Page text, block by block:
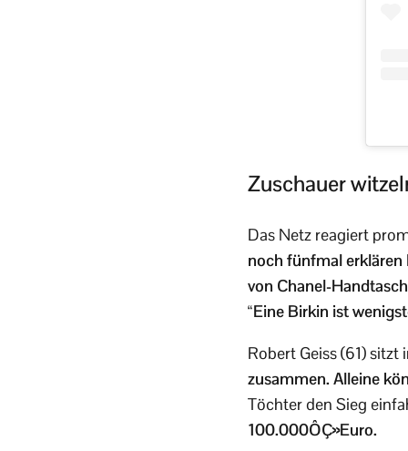
Zuschauer
Das Netz reagiert
noch fünfmal
von Chanel-
“Eine Birkin ist
Robert Geiss (61)
zusammen. Alleine
Töchter den Sieg
100.000ÔÇ»Euro.